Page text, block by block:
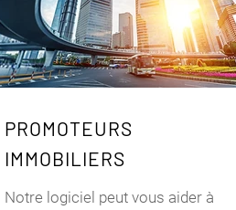
PROMOTEURS
IMMOBILIERS
Notre logiciel peut vous aider à